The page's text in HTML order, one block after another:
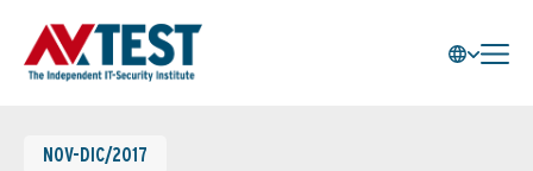
NOV-DIC/2017